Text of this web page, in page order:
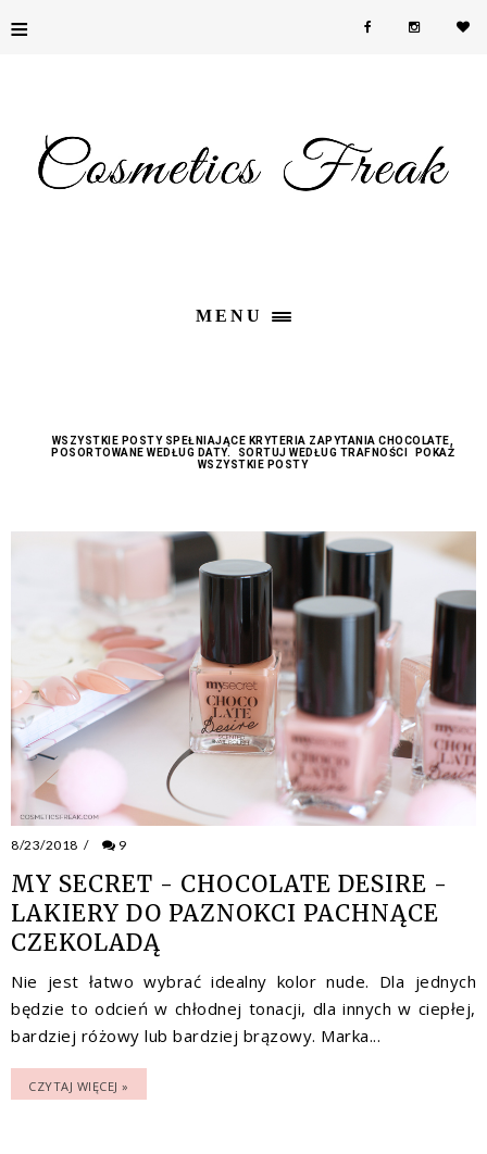
≡
MENU
WSZYSTKIE POSTY SPEŁNIAJĄCE KRYTERIA ZAPYTANIACHOCOLATE,
POSORTOWANE WEDŁUG DATY.
SORTUJ WEDŁUG TRAFNOŚCI
POKAŻ
WSZYSTKIE POSTY
8/23/2018 / 9
MY SECRET - CHOCOLATE DESIRE -
LAKIERY DO PAZNOKCI PACHNĄCE
CZEKOLADĄ
Nie jest łatwo wybrać idealny kolor nude. Dla jednych
będzie to odcień w chłodnej tonacji, dla innych w ciepłej,
bardziej różowy lub bardziej brązowy. Marka...
CZYTAJ WIĘCEJ »